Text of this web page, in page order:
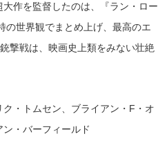
作を監督したのは、『ラン・ロー
の世界観でまとめ上げ、最高のエ
撃戦は、映画史上類をみない壮絶
・トムセン、ブライアン・F・オ
・バーフィールド